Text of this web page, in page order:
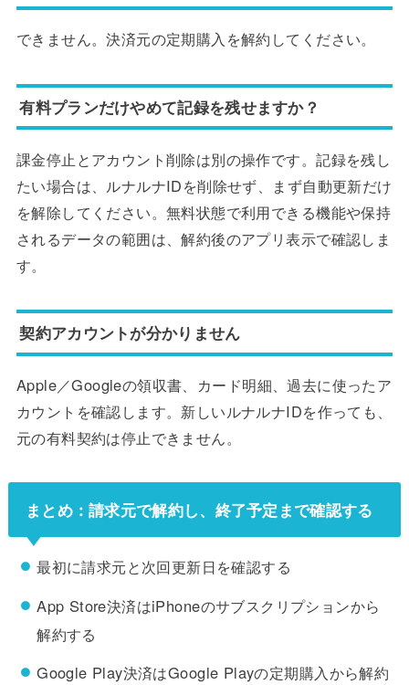
できません。決済元の定期購入を解約してください。
有料プランだけやめて記録を残せますか？
課金停止とアカウント削除は別の操作です。記録を残し
たい場合は、ルナルナIDを削除せず、まず自動更新だけ
を解除してください。無料状態で利用できる機能や保持
されるデータの範囲は、解約後のアプリ表示で確認しま
す。
契約アカウントが分かりません
Apple／Googleの領収書、カード明細、過去に使ったア
カウントを確認します。新しいルナルナIDを作っても、
元の有料契約は停止できません。
まとめ：請求元で解約し、終了予定まで確認する
最初に請求元と次回更新日を確認する
App Store決済はiPhoneのサブスクリプションから
解約する
Google Play決済はGoogle Playの定期購入から解約